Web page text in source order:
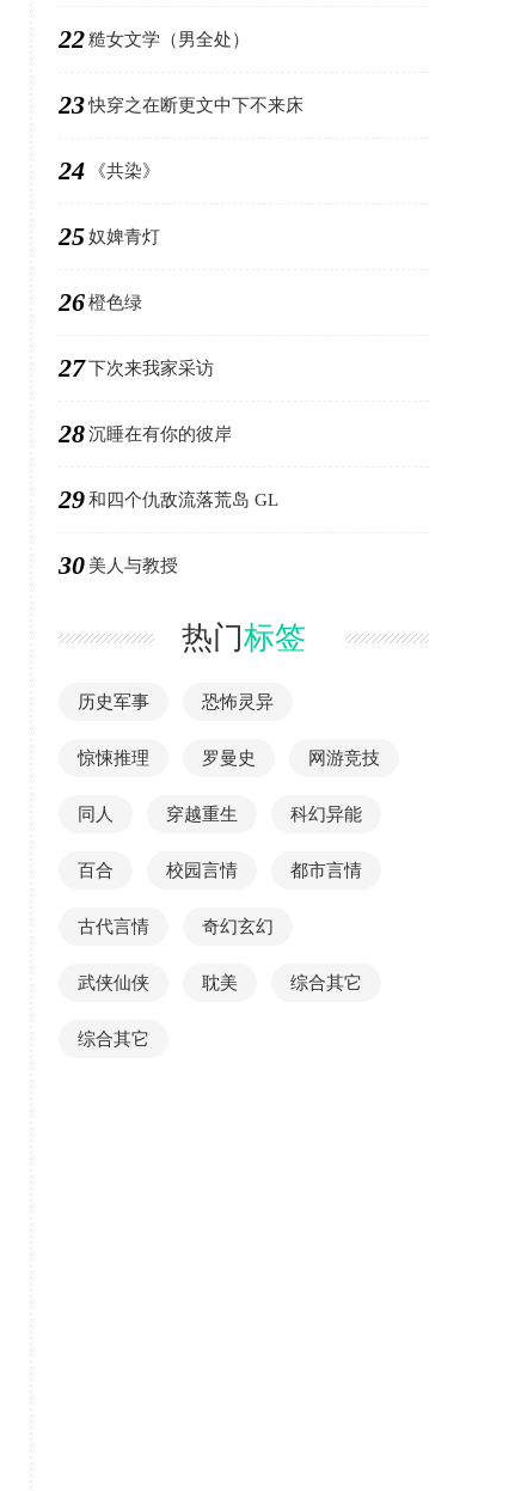
22糙女文学（男全处）
23快穿之在断更文中下不来床
24 《共染》
25奴婢青灯
26橙色绿
27下次来我家采访
28沉睡在有你的彼岸
29和四个仇敌流落荒岛 GL
30 美人与教授
热门标签
历史军事 恐怖灵异
惊悚推理 罗曼史 网游竞技
同人 穿越重生 科幻异能
百合 校园言情 都市言情
古代言情 奇幻玄幻
武侠仙侠 耽美 综合其它
综合其它